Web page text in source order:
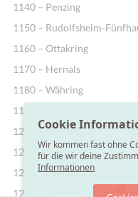
1140 – Penzing
1150 – Rudolfsheim-
1160 – Ottakring
1170 – Hernals
1180 – Währing
1190 – Döbling
1200 – Brigittenau
1210 – Floridsdorf
1220 – Donaustadt
1230 – Liesing
Cookie
Wir kommen fast ohne
für die wir deine
Informationen